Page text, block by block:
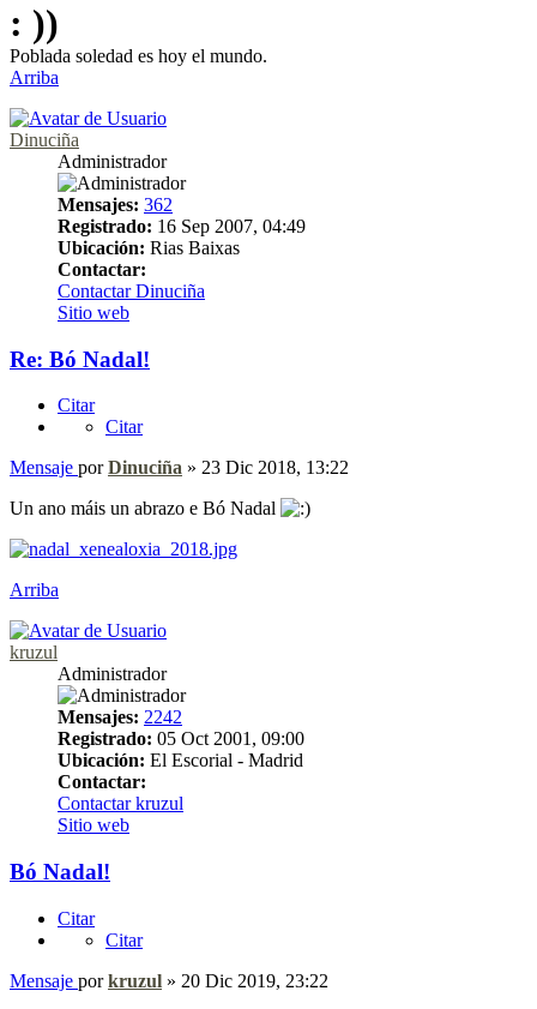
: ))
Poblada soledad es hoy el mundo.
Arriba
Dinuciña
Administrador
Mensajes: 362
Registrado: 16 Sep 2007, 04:49
Ubicación: Rias Baixas
Contactar:
Contactar Dinuciña
Sitio web
Re: Bó Nadal!
Citar
Citar
Mensaje porDinuciña » 23 Dic 2018, 13:22
Un ano máis un abrazo e Bó Nadal
Arriba
kruzul
Administrador
Mensajes: 2242
Registrado: 05 Oct 2001, 09:00
Ubicación: El Escorial - Madrid
Contactar:
Contactar kruzul
Sitio web
Bó Nadal!
Citar
Citar
Mensaje porkruzul » 20 Dic 2019, 23:22